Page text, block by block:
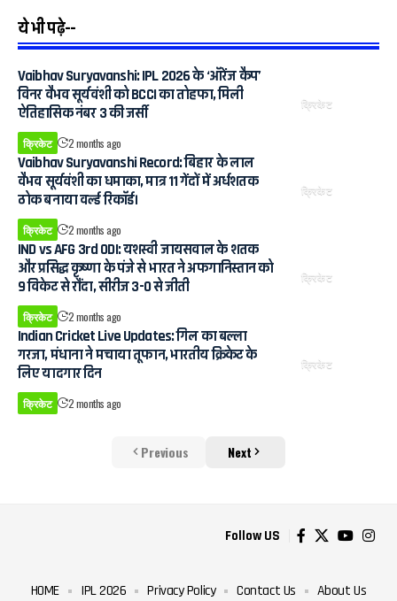
ये भी पढ़े--
क्रिकेट
Vaibhav Suryavanshi: IPL 2026 के ‘ऑरेंज कैप’
विनर वैभव सूर्यवंशी को BCCI का तोहफा, मिली
ऐतिहासिक नंबर 3 की जर्सी
क्रिकेट 2 months ago
क्रिकेट
Vaibhav Suryavanshi Record: बिहार के लाल
वैभव सूर्यवंशी का धमाका, मात्र 11 गेंदों में अर्धशतक
ठोक बनाया वर्ल्ड रिकॉर्ड।
क्रिकेट 2 months ago
क्रिकेट
IND vs AFG 3rd ODI: यशस्वी जायसवाल के शतक
और प्रसिद्ध कृष्णा के पंजे से भारत ने अफगानिस्तान को
9 विकेट से रौंदा, सीरीज 3-0 से जीती
क्रिकेट 2 months ago
क्रिकेट
Indian Cricket Live Updates: गिल का बल्ला
गरजा, मंधाना ने मचाया तूफान, भारतीय क्रिकेट के
लिए यादगार दिन
क्रिकेट 2 months ago
Previous Next
Follow US
HOME IPL 2026 Privacy Policy Contact Us About Us